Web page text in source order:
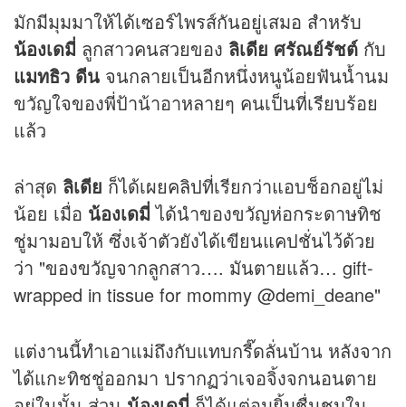
มักมีมุมมาให้ได้เซอร์ไพรส์กันอยู่เสมอ สำหรับ
น้องเดมี่ ลูกสาวคนสวยของ ลิเดีย ศรัณย์รัชต์ กับ
แมทธิว ดีน จนกลายเป็นอีกหนึ่งหนูน้อยฟันน้ำนม
ขวัญใจของพี่ป้าน้าอาหลายๆ คนเป็นที่เรียบร้อย
แล้ว
ล่าสุด ลิเดีย ก็ได้เผยคลิปที่เรียกว่าแอบช็อกอยู่ไม่
น้อย เมื่อ น้องเดมี่ได้นำของขวัญห่อกระดาษทิช
ชู่มามอบให้ ซึ่งเจ้าตัวยังได้เขียนแคปชั่นไว้ด้วย
ว่า "ของขวัญจากลูกสาว…. มันตายแล้ว… gift-
wrapped in tissue for mommy @demi_deane"
แต่งานนี้ทำเอาแม่ถึงกับแทบกรี๊ดลั่นบ้าน หลังจาก
ได้แกะทิชชู่ออกมา ปรากฏว่าเจอจิ้งจกนอนตาย